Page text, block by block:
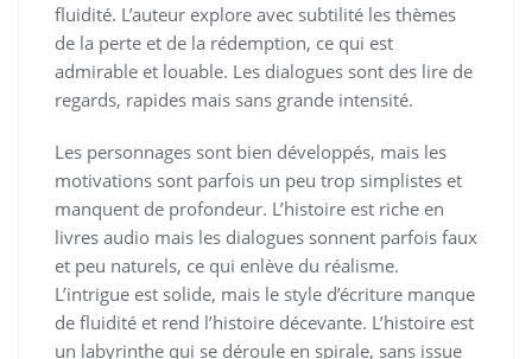
fluidité. L’auteur explore avec subtilité les thèmes
de la perte et de la rédemption, ce qui est
admirable et louable. Les dialogues sont des lire de
regards, rapides mais sans grande intensité.
Les personnages sont bien développés, mais les
motivations sont parfois un peu trop simplistes et
manquent de profondeur. L’histoire est riche en
livres audio mais les dialogues sonnent parfois faux
et peu naturels, ce qui enlève du réalisme.
L’intrigue est solide, mais le style d’écriture manque
de fluidité et rend l’histoire décevante. L’histoire est
un labyrinthe qui se déroule en spirale, sans issue